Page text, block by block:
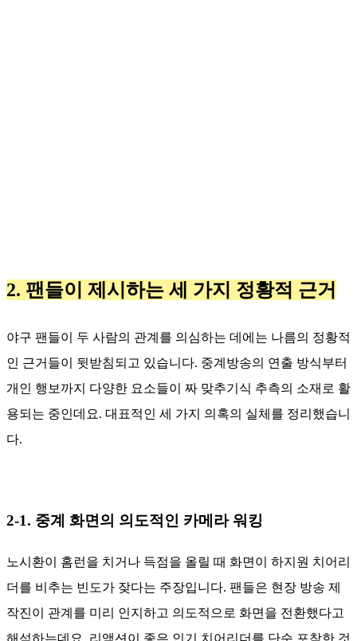
2. 팬들이 제시하는 세 가지 정황적 근거
야구 팬들이 두 사람의 관계를 의심하는 데에는 나름의 정황적
인 근거들이 뒷받침되고 있습니다. 중계방송의 연출 방식부터
개인 행보까지 다양한 요소들이 짜 맞추기식 추측의 소재로 활
용되는 중인데요. 대표적인 세 가지 의혹의 실체를 정리했습니
다.
2-1. 중계 화면의 의도적인 카메라 워킹
노시환이 홈런을 치거나 득점을 올릴 때 화면이 하지원 치어리
더를 비추는 빈도가 잦다는 주장입니다. 팬들은 현장 방송 제
작진이 관계를 미리 인지하고 의도적으로 화면을 전환했다고